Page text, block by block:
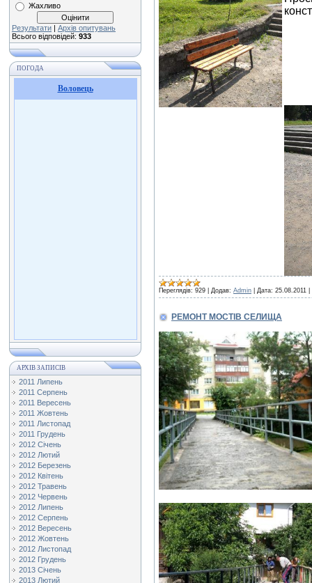
Жахливо
Результати | Архів опитувань
Всього відповідей: 933
ПОГОДА
Воловець
АРХІВ ЗАПИСІВ
2011 Липень
2011 Серпень
2011 Вересень
2011 Жовтень
2011 Листопад
2011 Грудень
2012 Січень
2012 Лютий
2012 Березень
2012 Квітень
2012 Травень
2012 Червень
2012 Липень
2012 Серпень
2012 Вересень
2012 Жовтень
2012 Листопад
2012 Грудень
2013 Січень
2013 Лютий
Переглядів: 929 Додав: Admin Дата: 25.08.2011
РЕМОНТ МОСТІВ СЕЛИЩА